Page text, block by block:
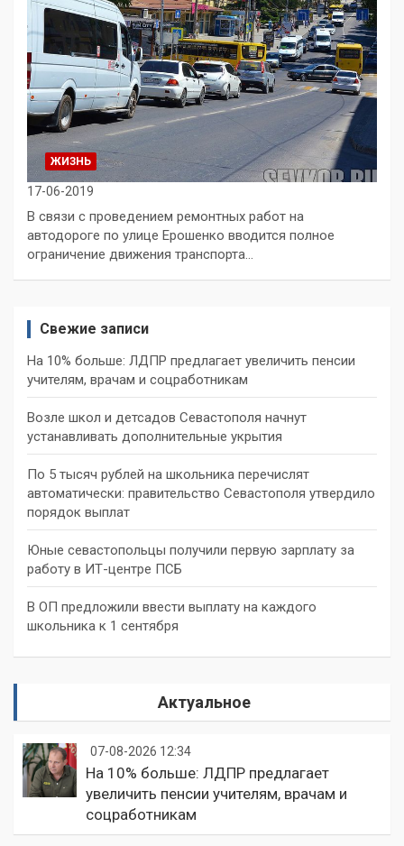
ЖИЗНЬ
17-06-2019
В связи с проведением ремонтных работ на
автодороге по улице Ерошенко вводится полное
ограничение движения транспорта…
Свежие записи
На 10% больше: ЛДПР предлагает увеличить пенсии
учителям, врачам и соцработникам
Возле школ и детсадов Севастополя начнут
устанавливать дополнительные укрытия
По 5 тысяч рублей на школьника перечислят
автоматически: правительство Севастополя утвердило
порядок выплат
Юные севастопольцы получили первую зарплату за
работу в ИТ-центре ПСБ
В ОП предложили ввести выплату на каждого
школьника к 1 сентября
Актуальное
07-08-2026 12:34
На 10% больше: ЛДПР предлагает
увеличить пенсии учителям, врачам и
соцработникам